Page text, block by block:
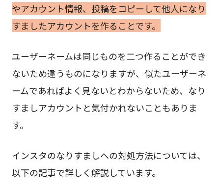
やアカウント情報、投稿をコピーして他人になり
すましたアカウントを作ることです。
ユーザーネームは同じものを二つ作ることができ
ないため違うものになりますが、似たユーザーネ
ームであればよく見ないとわからないため、なり
すましアカウントと気付かれないこともありま
す。
インスタのなりすましへの対処方法については、
以下の記事で詳しく解説しています。